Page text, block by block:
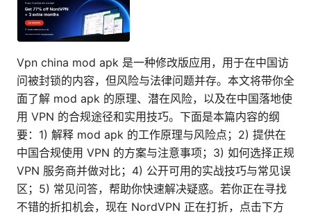
Vpn china mod apk 是一种修改版应用，用于在中国访
问被封锁的内容，但风险与法律问题并存。本文将带你全
面了解 mod apk 的原理、潜在风险，以及在中国落地使
用 VPN 的合规途径和实用技巧。下面是本篇内容的纲
要：1) 解释 mod apk 的工作原理与风险点；2) 提供在
中国合规使用 VPN 的方案与注意事项；3) 如何选择正规
VPN 服务商并做对比；4) 公开可用的实战技巧与常见误
区；5) 常见问答，帮助你快速解决疑惑。若你正在寻找
不错的折扣机会，现在 NordVPN 正在打折，点击下方